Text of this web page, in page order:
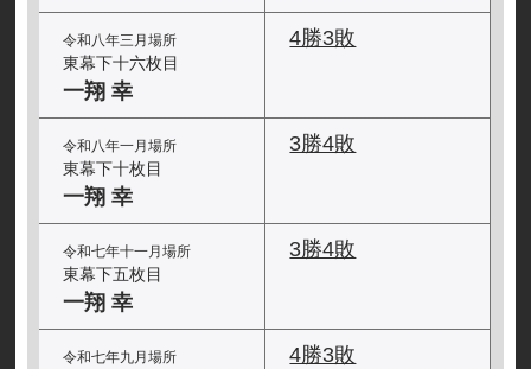
令和八年三月場所
東幕下十六枚目
一翔 幸
4勝3敗
令和八年一月場所
東幕下十枚目
一翔 幸
3勝4敗
令和七年十一月場所
東幕下五枚目
一翔 幸
3勝4敗
令和七年九月場所 4勝3敗